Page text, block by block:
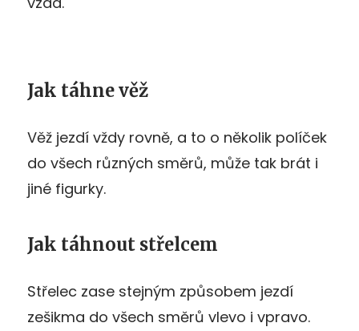
Jak táhne věž
Věž jezdí vždy rovně, a to o několik políček
do všech různých směrů, může tak brát i
jiné figurky.
Jak táhnout střelcem
Střelec zase stejným způsobem jezdí
zešikma do všech směrů vlevo i vpravo.